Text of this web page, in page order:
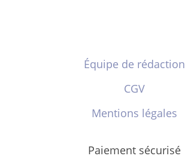
Équipe de rédaction
CGV
Mentions légales
Paiement sécurisé